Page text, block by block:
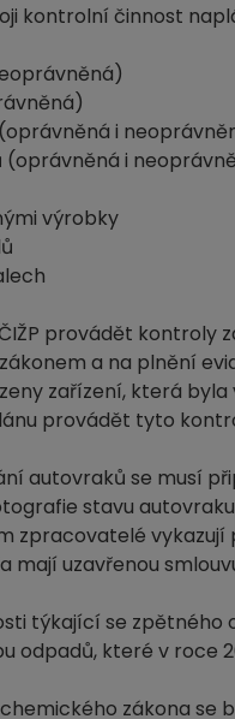
kontrolní činnost
i
(oprávněná i
výrobky
provádět
a na plnění
zařízení, která
provádět tyto
autovraků se musí
stavu
zpracovatelé
mají uzavřenou
týkající se
odpadů, které v roce
zákona se